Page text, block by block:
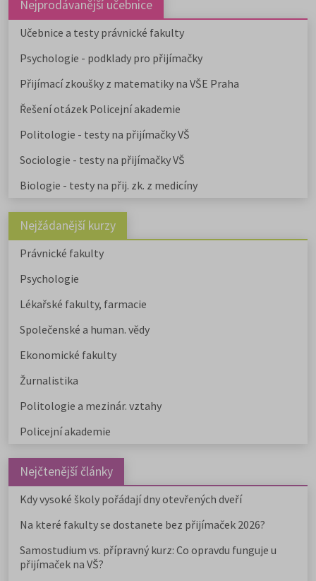
Nejprodávanější učebnice
Učebnice a testy právnické fakulty
Psychologie - podklady pro přijímačky
Přijímací zkoušky z matematiky na VŠE Praha
Řešení otázek Policejní akademie
Politologie - testy na přijímačky VŠ
Sociologie - testy na přijímačky VŠ
Biologie - testy na přij. zk. z medicíny
Nejžádanější kurzy
Právnické fakulty
Psychologie
Lékařské fakulty, farmacie
Společenské a human. vědy
Ekonomické fakulty
Žurnalistika
Politologie a mezinár. vztahy
Policejní akademie
Nejčtenější články
Kdy vysoké školy pořádají dny otevřených dveří
Na které fakulty se dostanete bez přijímaček 2026?
Samostudium vs. přípravný kurz: Co opravdu funguje u
přijímaček na VŠ?